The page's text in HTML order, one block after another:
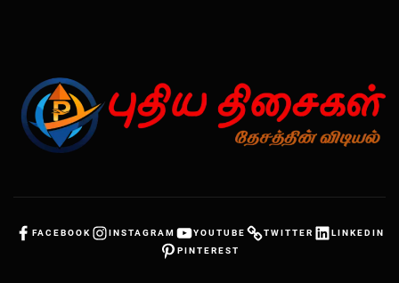
FACEBOOK INSTAGRAM YOUTUBE TWITTER
LINKEDIN
PINTEREST